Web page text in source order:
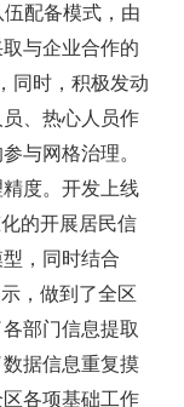
配备模式，由
与企业合作的
同时，积极发动
、热心人员作
与网格治理。
度。开发上线
的开展居民信
，同时结合
，做到了全区
部门信息提取
据信息重复摸
各项基础工作